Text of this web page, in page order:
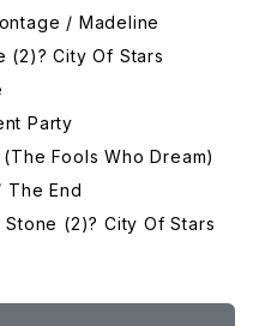
/ Madeline
(2)? City Of Stars
Party
Fools Who Dream)
The End
Stone (2)? City Of Stars